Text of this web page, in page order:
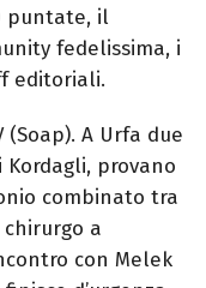
puntate, il
fedelissima, i
editoriali.
(Soap). A Urfa due
provano
combinato tra
a
con Melek